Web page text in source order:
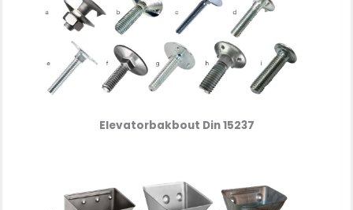
Elevatorbakbout Din 15237